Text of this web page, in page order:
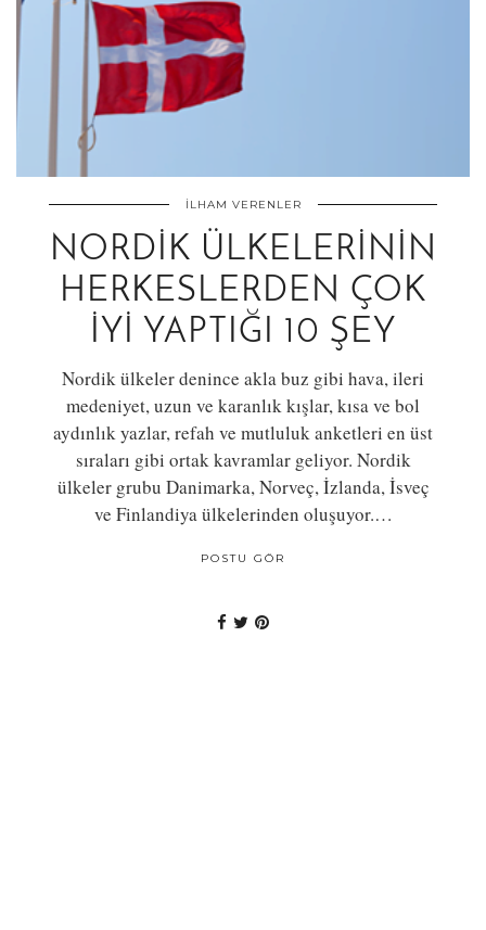
İLHAM VERENLER
NORDIK ÜLKELERININ
HERKESLERDEN ÇOK
İYI YAPTIĞI 10 ŞEY
Nordik ülkeler denince akla buz gibi hava, ileri
medeniyet, uzun ve karanlık kışlar, kısa ve bol
aydınlık yazlar, refah ve mutluluk anketleri en üst
sıraları gibi ortak kavramlar geliyor. Nordik
ülkeler grubu Danimarka, Norveç, İzlanda, İsveç
ve Finlandiya ülkelerinden oluşuyor.…
POSTU GÖR